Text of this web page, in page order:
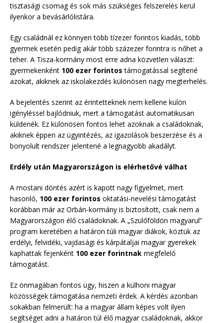
tisztasági csomag és sok más szükséges felszerelés kerül
ilyenkor a bevásárlólistára.
Egy családnál ez könnyen több tízezer forintos kiadás, több
gyermek esetén pedig akár több százezer forintra is nőhet a
teher. A Tisza-kormány most erre adna közvetlen választ:
gyermekenként 100 ezer forintos támogatással segítené
azokat, akiknek az iskolakezdés különösen nagy megterhelés.
A bejelentés szerint az érintetteknek nem kellene külön
igényléssel bajlódniuk, mert a támogatást automatikusan
küldenék. Ez különösen fontos lehet azoknak a családoknak,
akiknek éppen az ügyintézés, az igazolások beszerzése és a
bonyolult rendszer jelentené a legnagyobb akadályt.
Erdély után Magyarországon is elérhetővé válhat
A mostani döntés azért is kapott nagy figyelmet, mert
hasonló, 100 ezer forintos oktatási-nevelési támogatást
korábban már az Orbán-kormány is biztosított, csak nem a
Magyarországon élő családoknak. A „Szülőföldön magyarul”
program keretében a határon túli magyar diákok, köztük az
erdélyi, felvidéki, vajdasági és kárpátaljai magyar gyerekek
kaphattak fejenként 100 ezer forintnak megfelelő
támogatást.
Ez önmagában fontos ügy, hiszen a külhoni magyar
közösségek támogatása nemzeti érdek. A kérdés azonban
sokakban felmerült: ha a magyar állam képes volt ilyen
segítséget adni a határon túl élő magyar családoknak, akkor